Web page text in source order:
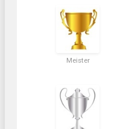
Meister